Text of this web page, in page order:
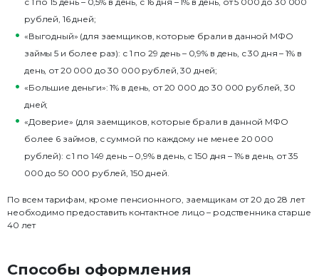
рублей, 16 дней;
«Выгодный» (для заемщиков, которые брали в данной МФО
займы 5 и более раз): с 1 по 29 день – 0,9% в день, с 30 дня – 1% в
день, от 20 000 до 30 000 рублей, 30 дней;
«Большие деньги»: 1% в день, от 20 000 до 30 000 рублей, 30
дней;
«Доверие» (для заемщиков, которые брали в данной МФО
более 6 займов, с суммой по каждому не менее 20 000
рублей): с 1 по 149 день – 0,9% в день, с 150 дня – 1% в день, от 35
000 до 50 000 рублей, 150 дней.
По всем тарифам, кроме пенсионного, заемщикам от 20 до 28 лет
необходимо предоставить контактное лицо – родственника старше
40 лет
Способы оформления